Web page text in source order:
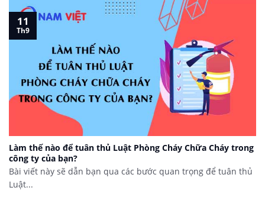
Làm thế nào để tuân thủ Luật Phòng Cháy Chữa Cháy trong
công ty của bạn?
Bài viết này sẽ dẫn bạn qua các bước quan trọng để tuân thủ
Luật...
11
Th9